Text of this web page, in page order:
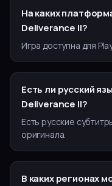
На каких
Deliverance II?
Игра доступна для
Есть ли русский
Deliverance II?
Есть русские
оригинала.
В каких регионах